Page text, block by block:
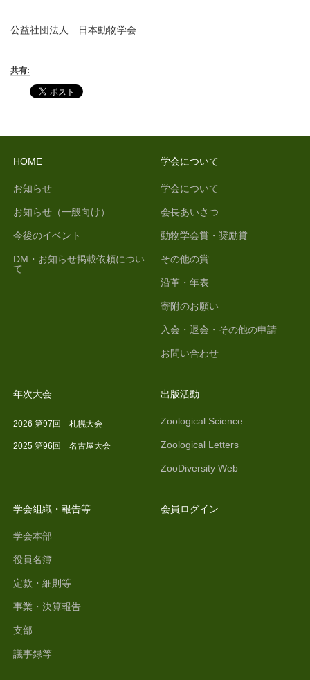
公益社団法人 日本動物学会
共有:
HOME
お知らせ
お知らせ（一般向け）
今後のイベント
DM・お知らせ掲載依頼につい
て
学会について
学会について
会長あいさつ
動物学会賞・奨励賞
その他の賞
沿革・年表
寄附のお願い
入会・退会・その他の申請
お問い合わせ
年次大会
2026 第97回 札幌大会
2025 第96回 名古屋大会
出版活動
Zoological Science
Zoological Letters
ZooDiversity Web
学会組織・報告等
学会本部
役員名簿
定款・細則等
事業・決算報告
支部
議事録等
会員ログイン